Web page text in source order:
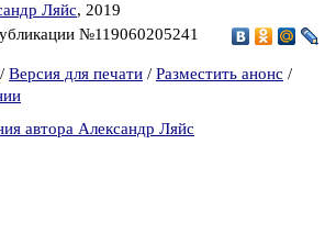
Ляйс, 2019
№119060205241
/ Версия для печати / Разместить анонс /
автора Александр Ляйс